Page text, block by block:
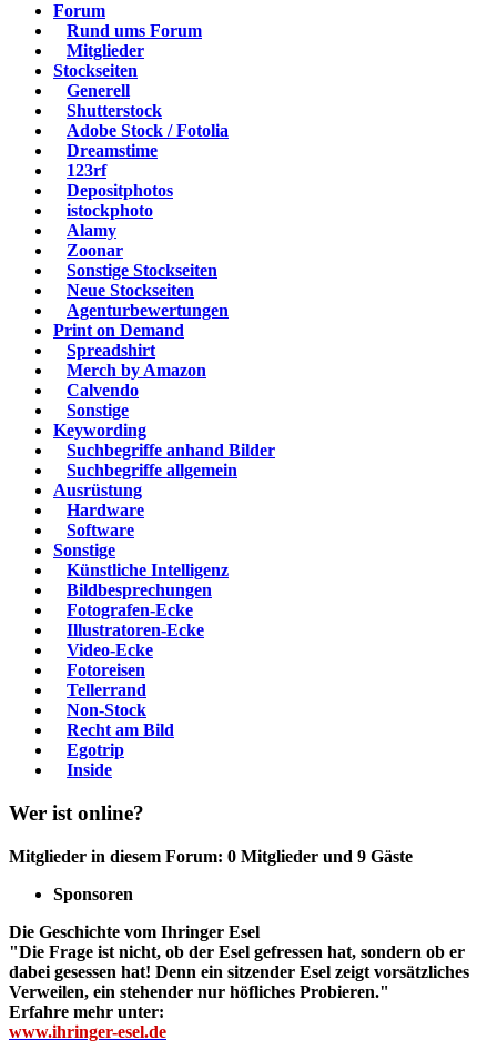
Forum
Rund ums Forum
Mitglieder
Stockseiten
Generell
Shutterstock
Adobe Stock / Fotolia
Dreamstime
123rf
Depositphotos
istockphoto
Alamy
Zoonar
Sonstige Stockseiten
Neue Stockseiten
Agenturbewertungen
Print on Demand
Spreadshirt
Merch by Amazon
Calvendo
Sonstige
Keywording
Suchbegriffe anhand Bilder
Suchbegriffe allgemein
Ausrüstung
Hardware
Software
Sonstige
Künstliche Intelligenz
Bildbesprechungen
Fotografen-Ecke
Illustratoren-Ecke
Video-Ecke
Fotoreisen
Tellerrand
Non-Stock
Recht am Bild
Egotrip
Inside
Wer ist online?
Mitglieder in diesem Forum: 0 Mitglieder und 9 Gäste
Sponsoren
Die Geschichte vom Ihringer Esel
"Die Frage ist nicht, ob der Esel gefressen hat, sondern ob er
dabei gesessen hat! Denn ein sitzender Esel zeigt vorsätzliches
Verweilen, ein stehender nur höfliches Probieren."
Erfahre mehr unter:
www.ihringer-esel.de